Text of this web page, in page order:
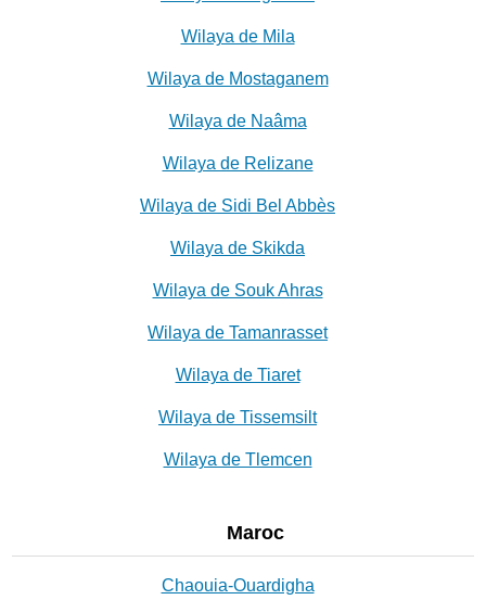
Wilaya de Mila
Wilaya de Mostaganem
Wilaya de Naâma
Wilaya de Relizane
Wilaya de Sidi Bel Abbès
Wilaya de Skikda
Wilaya de Souk Ahras
Wilaya de Tamanrasset
Wilaya de Tiaret
Wilaya de Tissemsilt
Wilaya de Tlemcen
Maroc
Chaouia-Ouardigha